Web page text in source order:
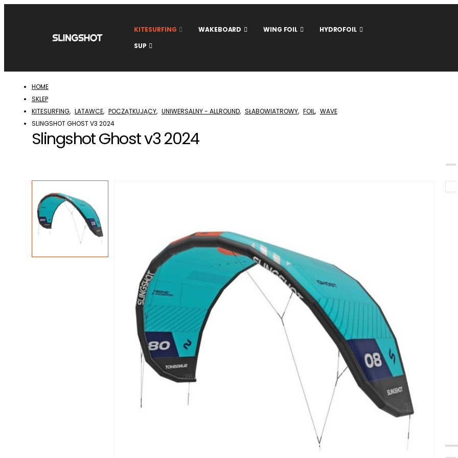
KITESURFING WAKEBOARD WING FOIL
HYDROFOIL
SUP
HOME
SKLEP
KITESURFING, LATAWCE, POCZĄTKUJĄCY, UNIWERSALNY - ALLROUND, SŁABOWIATROWY, FOIL, WAVE
SLINGSHOT GHOST V3 2024
Slingshot Ghost v3 2024